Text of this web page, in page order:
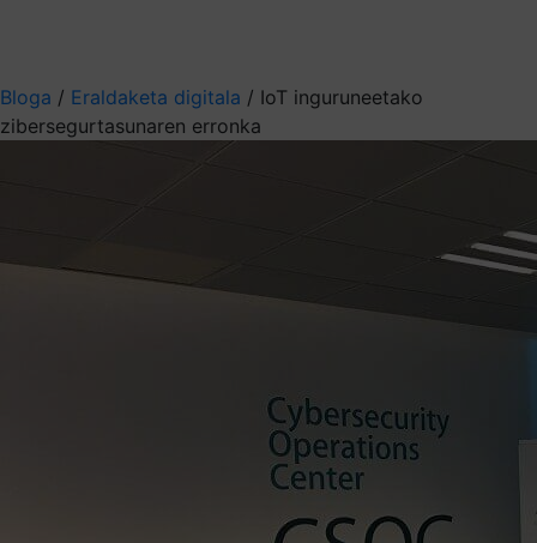
Bloga / Eraldaketa digitala / IoT inguruneetako
zibersegurtasunaren erronka